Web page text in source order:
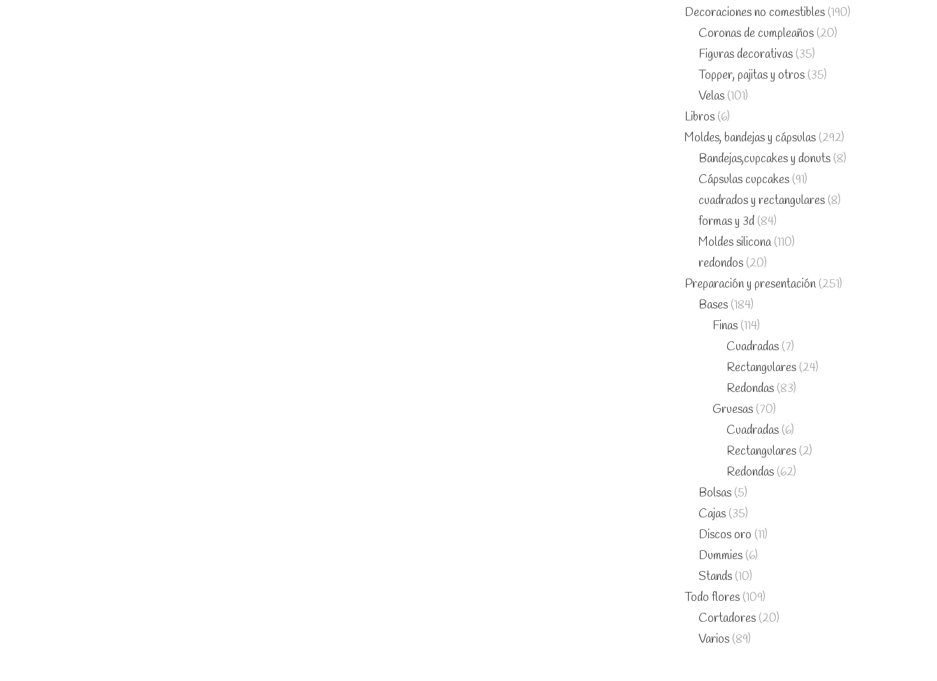
Decoraciones no comestibles (190)
Coronas de cumpleaños (20)
Figuras decorativas (35)
Topper, pajitas y otros (35)
Velas (101)
Libros (6)
Moldes, bandejas y cápsulas (292)
Bandejas,cupcakes y donuts (8)
Cápsulas cupcakes (91)
cuadrados y rectangulares (8)
formas y 3d (84)
Moldes silicona (110)
redondos (20)
Preparación y presentación (251)
Bases (184)
Finas (114)
Cuadradas (7)
Rectangulares (24)
Redondas (83)
Gruesas (70)
Cuadradas (6)
Rectangulares (2)
Redondas (62)
Bolsas (5)
Cajas (35)
Discos oro (11)
Dummies (6)
Stands (10)
Todo flores (109)
Cortadores (20)
Varios (89)